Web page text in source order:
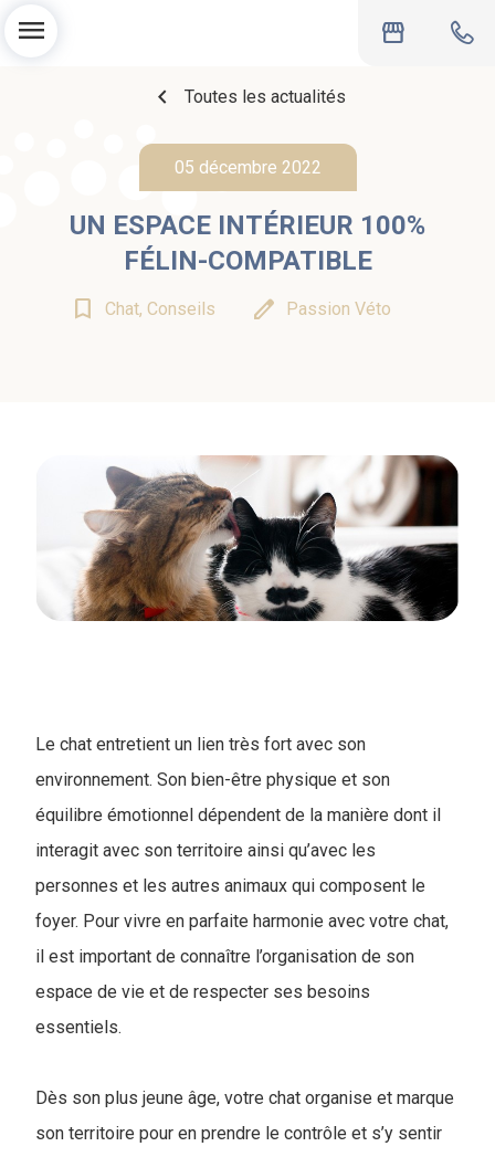
storefront
menu
chevron_left Toutes les actualités
05 décembre 2022
UN ESPACE INTÉRIEUR 100%
FÉLIN-COMPATIBLE
bookmark_border
Chat, Conseils edit Passion Véto
Le chat entretient un lien très fort avec son
environnement. Son bien-être physique et son
équilibre émotionnel dépendent de la manière dont il
interagit avec son territoire ainsi qu’avec les
personnes et les autres animaux qui composent le
foyer. Pour vivre en parfaite harmonie avec votre chat,
il est important de connaître l’organisation de son
espace de vie et de respecter ses besoins
essentiels.
Dès son plus jeune âge, votre chat organise et marque
son territoire pour en prendre le contrôle et s’y sentir